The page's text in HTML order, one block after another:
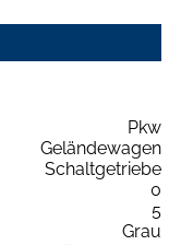
Pkw
Geländewagen
Schaltgetriebe
0
5
Grau